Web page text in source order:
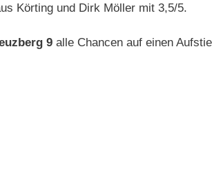
Körting und Dirk Möller mit 3,5/5.
9 alle Chancen auf einen